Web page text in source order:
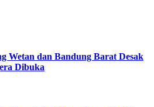
Wetan dan Bandung Barat Desak
Dibuka